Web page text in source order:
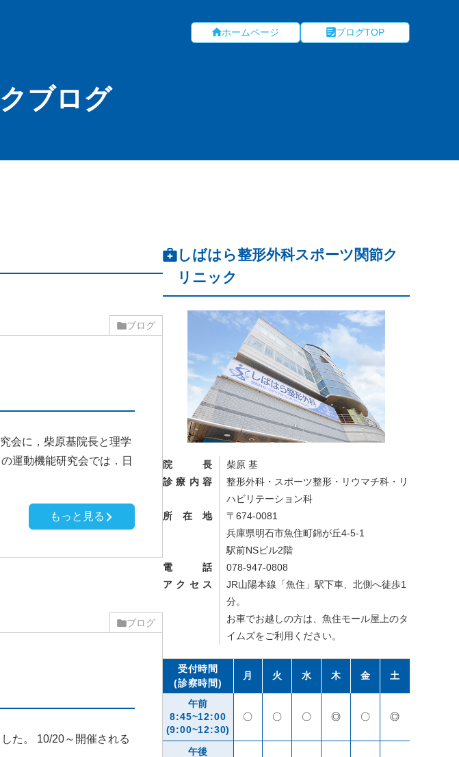
ホームページ ブログTOP
ブログ
ブログ
会に，柴原基院長と理学
運動機能研究会では．日
もっと見る
ブログ
た。 10/20～開催される
しばはら整形外科スポーツ関節ク
リニック
院長
柴原 基
診療内容
整形外科・スポーツ整形・リウマチ科・リ
ハビリテーション科
所在地
〒674-0081
兵庫県明石市魚住町錦が丘4-5-1
駅前NSビル2階
電話
078-947-0808
アクセス
JR山陽本線「魚住」駅下車、北側へ徒歩1
分。
お車でお越しの方は、魚住モール屋上のタ
イムズをご利用ください。